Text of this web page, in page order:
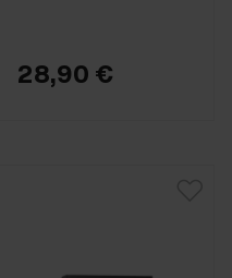
28,90 €